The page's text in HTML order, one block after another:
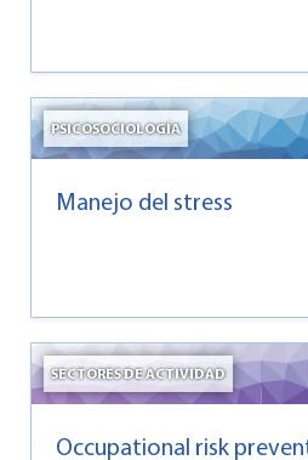
PSICOSOCIOLOGÍA
Manejo del stress
SECTORES DE ACTIVIDAD
Occupational risk